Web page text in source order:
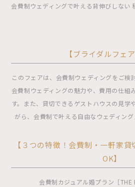
会費制ウェディングで叶える背伸びしない
【ブライダルフェア
このフェアは、会費制ウェディングをご検
会費制ウェディングの魅力や、費用の仕組
す。また、貸切できるゲストハウスの見学
がら、会費制で叶える自由なウェディン
【３つの特徴！会費制・一軒家
OK】
会費制カジュアル婚プラン［THE